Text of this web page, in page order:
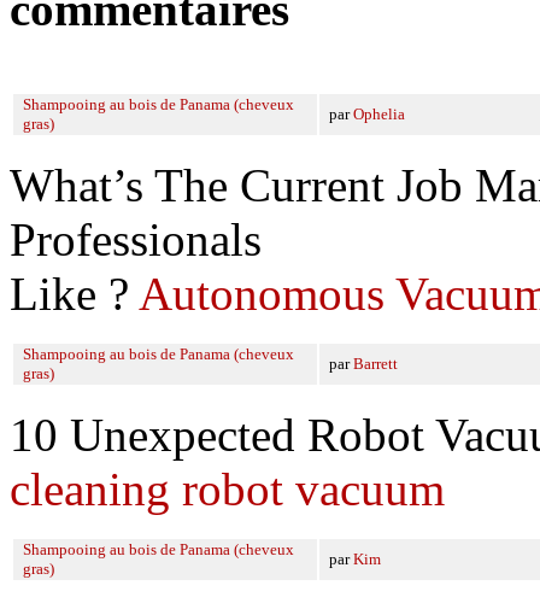
Shampooing au bois de Panama (cheveux
gras)
parOphelia
What’s The Current Job
Professionals
Like ? Autonomous
Shampooing au bois de Panama (cheveux
gras)
parBarrett
10 Unexpected Robot
cleaning robot vacuum
Shampooing au bois de Panama (cheveux
gras)
parKim